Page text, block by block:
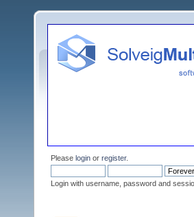
Please login or register.
Login with username, password and